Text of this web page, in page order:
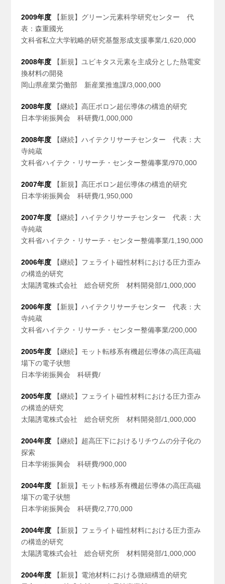
2009年度 【新規】グリーン元素科学研究センター 代
表：森重國光
文科省私立大学戦略的研究基盤形成支援事業/1,620,000
2008年度 【新規】ユビキタス元素を主成分とした熱電変
換材料の開発
岡山県産業労働部 新産業推進課/3,000,000
2008年度 【継続】高圧ボロン超伝導体の構造的研究
日本学術振興会 科研費/1,000,000
2008年度 【継続】ハイテクリサーチセンター 代表：大
寺純蔵
文科省ハイテク・リサーチ・センター整備事業/970,000
2007年度 【新規】高圧ボロン超伝導体の構造的研究
日本学術振興会 科研費/1,950,000
2007年度 【継続】ハイテクリサーチセンター 代表：大
寺純蔵
文科省ハイテク・リサーチ・センター整備事業/1,190,000
2006年度 【継続】フェライト磁性材料における圧力歪み
の構造的研究
太陽誘電株式会社 総合研究所 材料開発部/1,000,000
2006年度 【新規】ハイテクリサーチセンター 代表：大
寺純蔵
文科省ハイテク・リサーチ・センター整備事業/200,000
2005年度 【継続】モット転移系有機超伝導体の高圧高磁
場下の電子状態
日本学術振興会 科研費/
2005年度 【継続】フェライト磁性材料における圧力歪み
の構造的研究
太陽誘電株式会社 総合研究所 材料開発部/1,000,000
2004年度 【継続】超高圧下におけるリチウムの分子化の
探索
日本学術振興会 科研費/900,000
2004年度 【新規】モット転移系有機超伝導体の高圧高磁
場下の電子状態
日本学術振興会 科研費/2,770,000
2004年度 【新規】フェライト磁性材料における圧力歪み
の構造的研究
太陽誘電株式会社 総合研究所 材料開発部/1,000,000
2004年度 【新規】電池材料における微細構造的研究